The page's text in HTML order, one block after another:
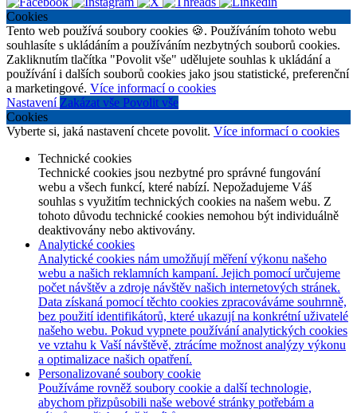
Cookies
Tento web používá soubory cookies 🍪. Používáním tohoto webu
souhlasíte s ukládáním a používáním nezbytných souborů cookies.
Zakliknutím tlačítka "Povolit vše" udělujete souhlas k ukládání a
používání i dalších souborů cookies jako jsou statistické, preferenční
a marketingové. Více informací o cookies
Nastavení Zakázat vše Povolit vše
Cookies
Vyberte si, jaká nastavení chcete povolit. Více informací o cookies
Technické cookies
Technické cookies jsou nezbytné pro správné fungování
webu a všech funkcí, které nabízí. Nepožadujeme Váš
souhlas s využitím technických cookies na našem webu. Z
tohoto důvodu technické cookies nemohou být individuálně
deaktivovány nebo aktivovány.
Analytické cookies
Analytické cookies nám umožňují měření výkonu našeho
webu a našich reklamních kampaní. Jejich pomocí určujeme
počet návštěv a zdroje návštěv našich internetových stránek.
Data získaná pomocí těchto cookies zpracováváme souhrnně,
bez použití identifikátorů, které ukazují na konkrétní uživatelé
našeho webu. Pokud vypnete používání analytických cookies
ve vztahu k Vaší návštěvě, ztrácíme možnost analýzy výkonu
a optimalizace našich opatření.
Personalizované soubory cookie
Používáme rovněž soubory cookie a další technologie,
abychom přizpůsobili naše webové stránky potřebám a